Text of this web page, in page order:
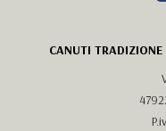
CANUTI